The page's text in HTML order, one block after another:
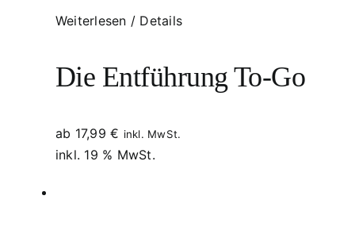
Weiterlesen / Details
Die Entführung To-Go
ab 17,99€ inkl. MwSt.
inkl. 19 % MwSt.